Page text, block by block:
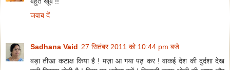
जवाब दें
Sadhana Vaid 27 सितंबर 2011 को 10:44 pm बजे
बड़ा तीखा कटाक्ष किया है ! मज़ा आ गया पढ़ कर ! वाकई देश की दुर्दशा देख